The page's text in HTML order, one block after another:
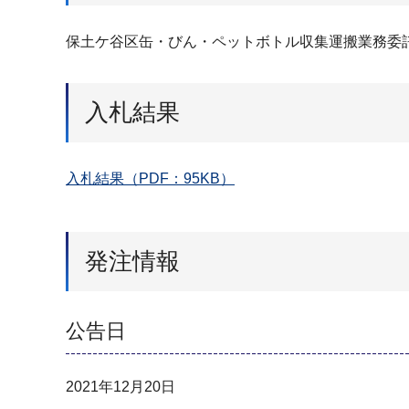
保土ケ谷区缶・びん・ペットボトル収集運搬業務委
入札結果
入札結果（PDF：95KB）
発注情報
公告日
2021年12月20日